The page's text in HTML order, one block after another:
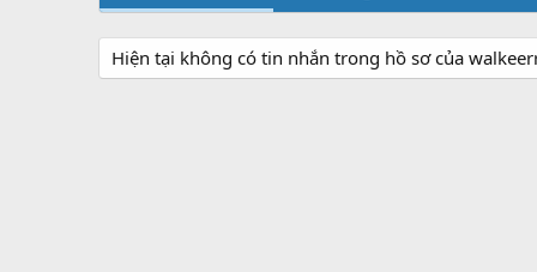
Hiện tại không có tin nhắn trong hồ sơ của